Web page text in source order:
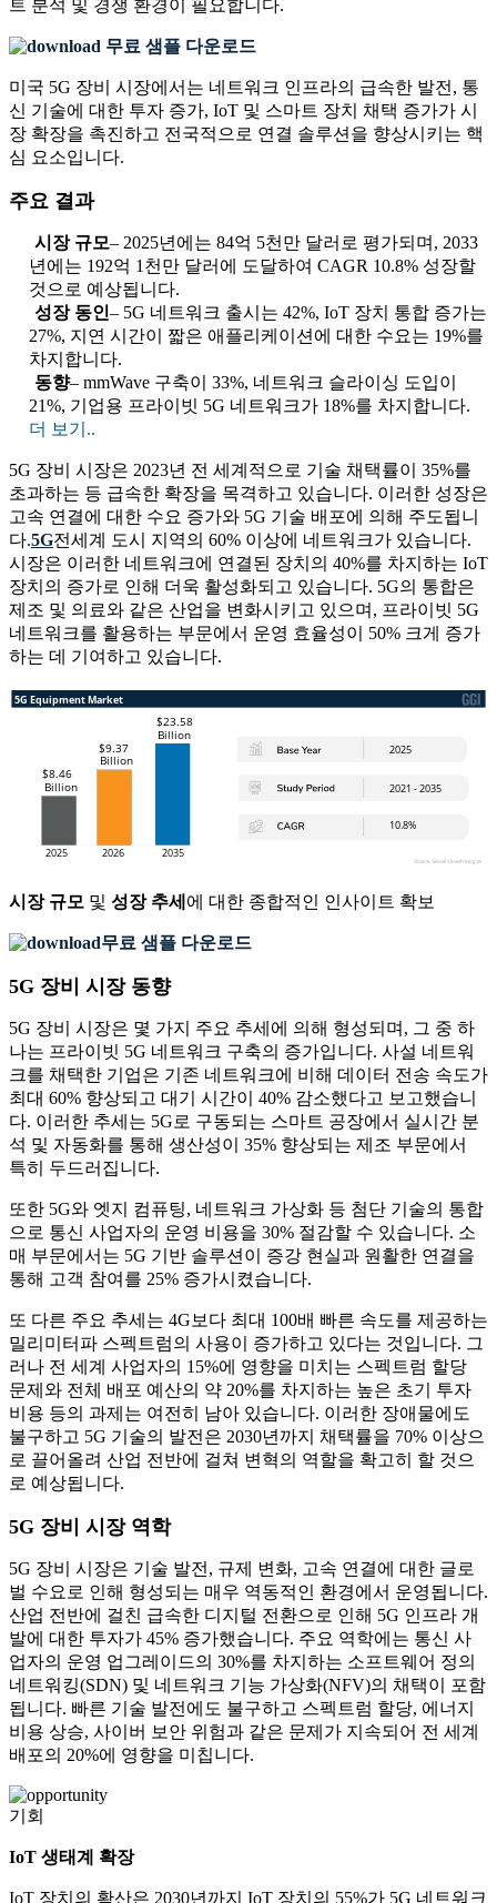
트 분석 및 경쟁 환경이 필요합니다.
무료 샘플 다운로드
미국 5G 장비 시장에서는 네트워크 인프라의 급속한 발전, 통
신 기술에 대한 투자 증가, IoT 및 스마트 장치 채택 증가가 시
장 확장을 촉진하고 전국적으로 연결 솔루션을 향상시키는 핵
심 요소입니다.
주요 결과
시장 규모– 2025년에는 84억 5천만 달러로 평가되며, 2033
년에는 192억 1천만 달러에 도달하여 CAGR 10.8% 성장할
것으로 예상됩니다.
성장 동인– 5G 네트워크 출시는 42%, IoT 장치 통합 증가는
27%, 지연 시간이 짧은 애플리케이션에 대한 수요는 19%를
차지합니다.
동향– mmWave 구축이 33%, 네트워크 슬라이싱 도입이
21%, 기업용 프라이빗 5G 네트워크가 18%를 차지합니다.
더 보기..
5G 장비 시장은 2023년 전 세계적으로 기술 채택률이 35%를
초과하는 등 급속한 확장을 목격하고 있습니다. 이러한 성장은
고속 연결에 대한 수요 증가와 5G 기술 배포에 의해 주도됩니
다.5G전세계 도시 지역의 60% 이상에 네트워크가 있습니다.
시장은 이러한 네트워크에 연결된 장치의 40%를 차지하는 IoT
장치의 증가로 인해 더욱 활성화되고 있습니다. 5G의 통합은
제조 및 의료와 같은 산업을 변화시키고 있으며, 프라이빗 5G
네트워크를 활용하는 부문에서 운영 효율성이 50% 크게 증가
하는 데 기여하고 있습니다.
시장 규모 및 성장 추세 에 대한 종합적인 인사이트 확보
무료 샘플 다운로드
5G 장비 시장 동향
5G 장비 시장은 몇 가지 주요 추세에 의해 형성되며, 그 중 하
나는 프라이빗 5G 네트워크 구축의 증가입니다. 사설 네트워
크를 채택한 기업은 기존 네트워크에 비해 데이터 전송 속도가
최대 60% 향상되고 대기 시간이 40% 감소했다고 보고했습니
다. 이러한 추세는 5G로 구동되는 스마트 공장에서 실시간 분
석 및 자동화를 통해 생산성이 35% 향상되는 제조 부문에서
특히 두드러집니다.
또한 5G와 엣지 컴퓨팅, 네트워크 가상화 등 첨단 기술의 통합
으로 통신 사업자의 운영 비용을 30% 절감할 수 있습니다. 소
매 부문에서는 5G 기반 솔루션이 증강 현실과 원활한 연결을
통해 고객 참여를 25% 증가시켰습니다.
또 다른 주요 추세는 4G보다 최대 100배 빠른 속도를 제공하는
밀리미터파 스펙트럼의 사용이 증가하고 있다는 것입니다. 그
러나 전 세계 사업자의 15%에 영향을 미치는 스펙트럼 할당
문제와 전체 배포 예산의 약 20%를 차지하는 높은 초기 투자
비용 등의 과제는 여전히 남아 있습니다. 이러한 장애물에도
불구하고 5G 기술의 발전은 2030년까지 채택률을 70% 이상으
로 끌어올려 산업 전반에 걸쳐 변혁의 역할을 확고히 할 것으
로 예상됩니다.
5G 장비 시장 역학
5G 장비 시장은 기술 발전, 규제 변화, 고속 연결에 대한 글로
벌 수요로 인해 형성되는 매우 역동적인 환경에서 운영됩니다.
산업 전반에 걸친 급속한 디지털 전환으로 인해 5G 인프라 개
발에 대한 투자가 45% 증가했습니다. 주요 역학에는 통신 사
업자의 운영 업그레이드의 30%를 차지하는 소프트웨어 정의
네트워킹(SDN) 및 네트워크 기능 가상화(NFV)의 채택이 포함
됩니다. 빠른 기술 발전에도 불구하고 스펙트럼 할당, 에너지
비용 상승, 사이버 보안 위험과 같은 문제가 지속되어 전 세계
배포의 20%에 영향을 미칩니다.
기회
IoT 생태계 확장
IoT 장치의 확산은 2030년까지 IoT 장치의 55%가 5G 네트워크